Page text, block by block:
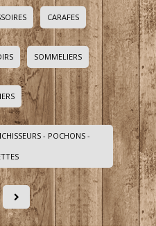
CARAFES
SOMMELIERS
- POCHONS -